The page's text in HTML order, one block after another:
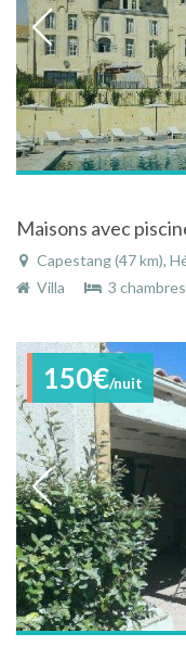
Maisons avec
Capestang (47 km),
Villa
3 chambres
150€/nuit